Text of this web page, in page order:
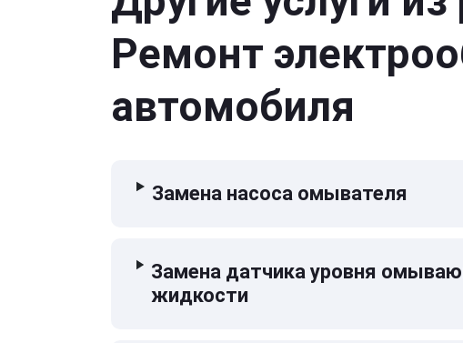
Ремонт
автомобиля
Замена насоса омывателя
Замена датчика уровня
жидкости